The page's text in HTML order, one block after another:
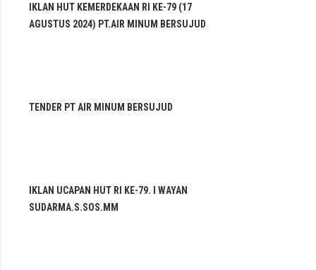
IKLAN HUT KEMERDEKAAN RI KE-79 (17
AGUSTUS 2024) PT.AIR MINUM BERSUJUD
TENDER PT AIR MINUM BERSUJUD
IKLAN UCAPAN HUT RI KE-79. I WAYAN
SUDARMA.S.SOS.MM